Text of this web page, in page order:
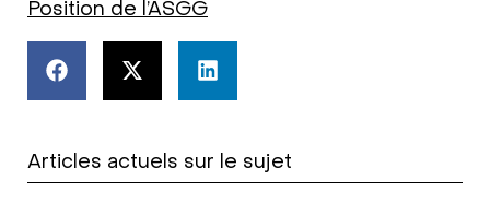
Posi­ti­on de l’ASGG
Articles actuels sur le sujet